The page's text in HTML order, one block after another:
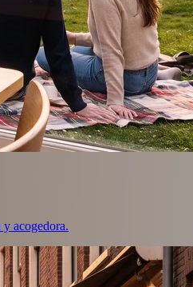
y acogedora.